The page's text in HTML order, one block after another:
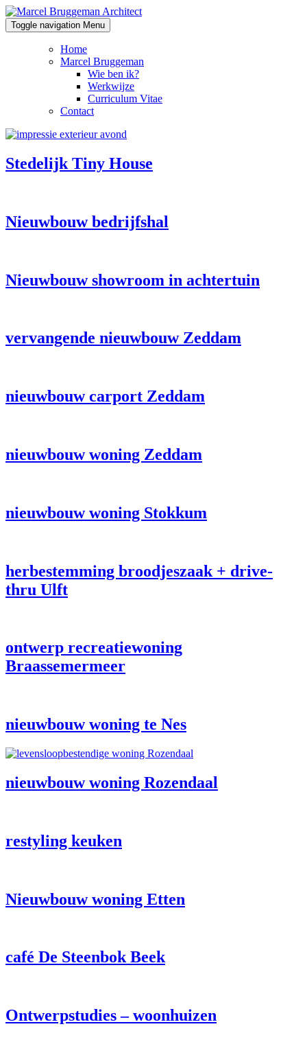
Ga
naar
content
Toggle navigation Menu
Home
Marcel Bruggeman
Wie ben ik?
Werkwijze
Curriculum Vitae
Contact
Stedelijk Tiny House
Nieuwbouw bedrijfshal
Nieuwbouw showroom in achtertuin
vervangende nieuwbouw Zeddam
nieuwbouw carport Zeddam
nieuwbouw woning Zeddam
nieuwbouw woning Stokkum
herbestemming broodjeszaak + drive-
thru Ulft
ontwerp recreatiewoning
Braassemermeer
nieuwbouw woning te Nes
nieuwbouw woning Rozendaal
restyling keuken
Nieuwbouw woning Etten
café De Steenbok Beek
Ontwerpstudies – woonhuizen